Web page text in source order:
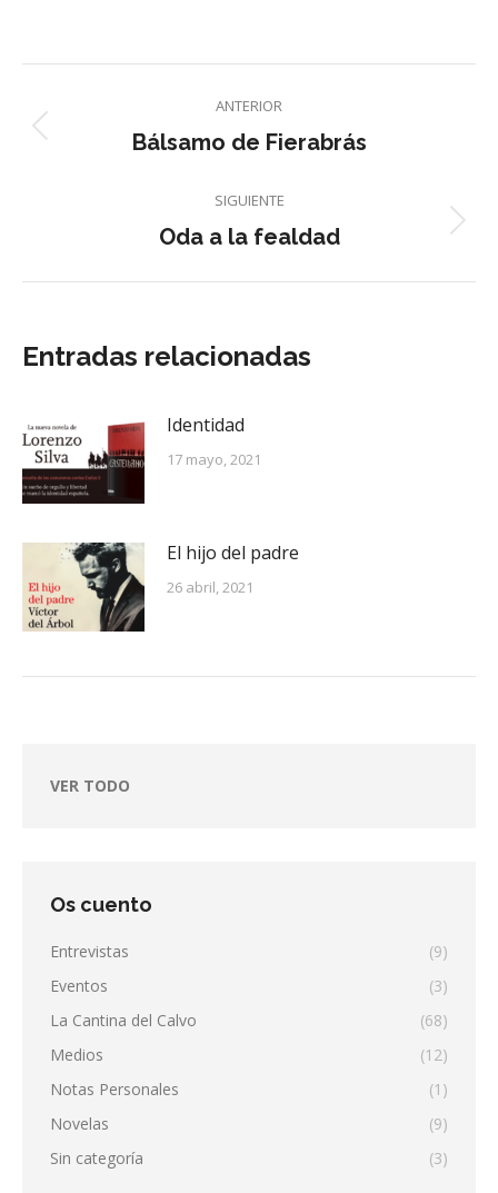
Facebook
X
PinterestLinkedInWhatsApp
Navegación
entre
ANTERIOR
Entrada
Bálsamo de Fierabrás
SIGUIENTE
Entrada
Oda a la fealdad
Entradas relacionadas
Identidad
17 mayo, 2021
El hijo del padre
26 abril, 2021
VER TODO
Os cuento
Entrevistas
(9)
Eventos
(3)
La Cantina del Calvo
(68)
Medios
(12)
Notas Personales
(1)
Novelas
(9)
Sin categoría
(3)